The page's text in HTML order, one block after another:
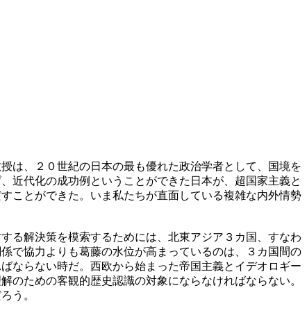
は、２０世紀の日本の最も優れた政治学者として、国境を
近代化の成功例ということができた日本が、超国家主義と
ことができた。いま私たちが直面している複雑な内外情勢
る解決策を模索するためには、北東アジア３カ国、すなわ
で協力よりも葛藤の水位が高まっているのは、３カ国間の
ならない時だ。西欧から始まった帝国主義とイデオロギー
ための客観的歴史認識の対象にならなければならない。
う。